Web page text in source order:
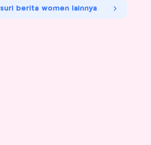
berita women lainnya